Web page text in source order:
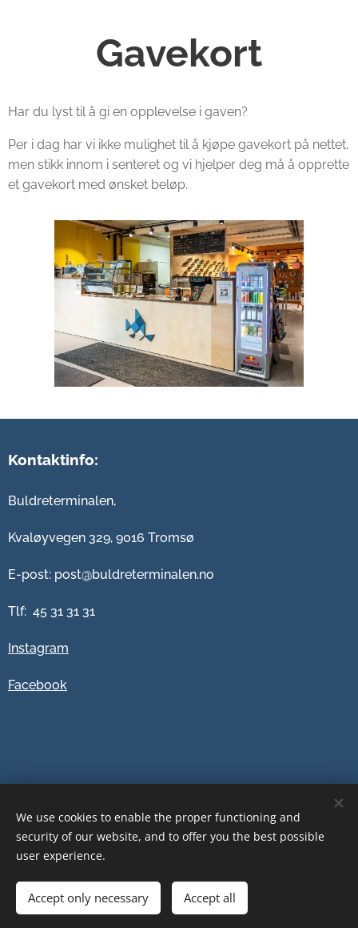
Gavekort
Har du lyst til å gi en opplevelse i gaven?
Per i dag har vi ikke mulighet til å kjøpe gavekort på nettet,
men stikk innom i senteret og vi hjelper deg må å opprette
et gavekort med ønsket beløp.
Kontaktinfo:
Buldreterminalen,
Kvaløyvegen 329, 9016 Tromsø
E-post: post@buldreterminalen.no
Tlf: 45 31 31 31
Instagram
Facebook
Drevet av Webnode Informasjonskapsler
We use cookies to enable the proper functioning and
security of our website, and to offer you the best possible
user experience.
Accept only necessary Accept all